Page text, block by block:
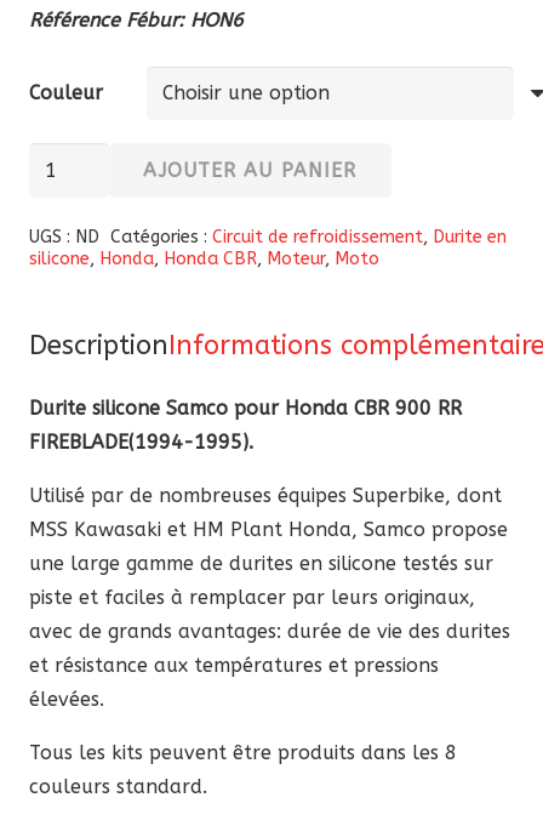
Référence Fébur: HON6
Couleur
quantité
Durite
silicone
CBR
900
Fireblade
SC29
RRR
RRS
1994-
1995
AJOUTER AU PANIER
UGS : ND Catégories : Circuit de refroidissement, Durite en
silicone, Honda, Honda CBR, Moteur, Moto
DescriptionInformations
Durite silicone Samco pour Honda CBR 900 RR
FIREBLADE(1994-1995).
Utilisé par de nombreuses équipes Superbike, dont
MSS Kawasaki et HM Plant Honda, Samco propose
une large gamme de durites en silicone testés sur
piste et faciles à remplacer par leurs originaux,
avec de grands avantages: durée de vie des durites
et résistance aux températures et pressions
élevées.
Tous les kits peuvent être produits dans les 8
couleurs standard.